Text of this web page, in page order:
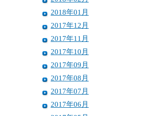
2018年01月
2017年12月
2017年11月
2017年10月
2017年09月
2017年08月
2017年07月
2017年06月